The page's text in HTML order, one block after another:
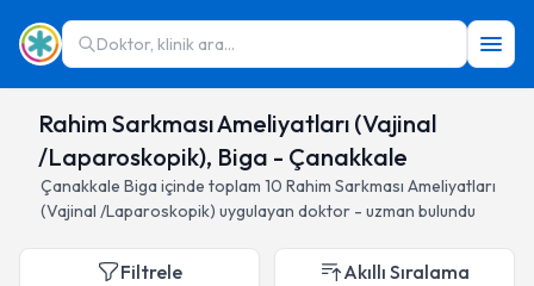
Doktor, klinik ara...
Rahim Sarkması Ameliyatları (Vajinal
/Laparoskopik), Biga - Çanakkale
Çanakkale Biga içinde toplam 10 Rahim Sarkması Ameliyatları
(Vajinal /Laparoskopik) uygulayan doktor - uzman bulundu
Filtrele Akıllı Sıralama